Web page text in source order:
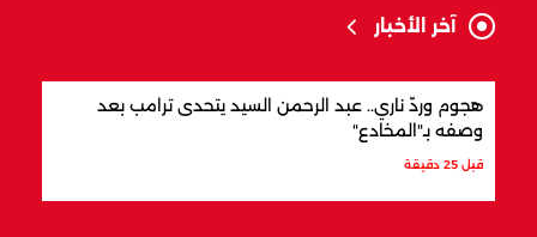
آخر الأخبار
هجوم وردّ ناري.. عبد الرحمن السيد يتحدى ترامب بعد
وصفه بـ"المخادع"
قبل 25 دقيقة